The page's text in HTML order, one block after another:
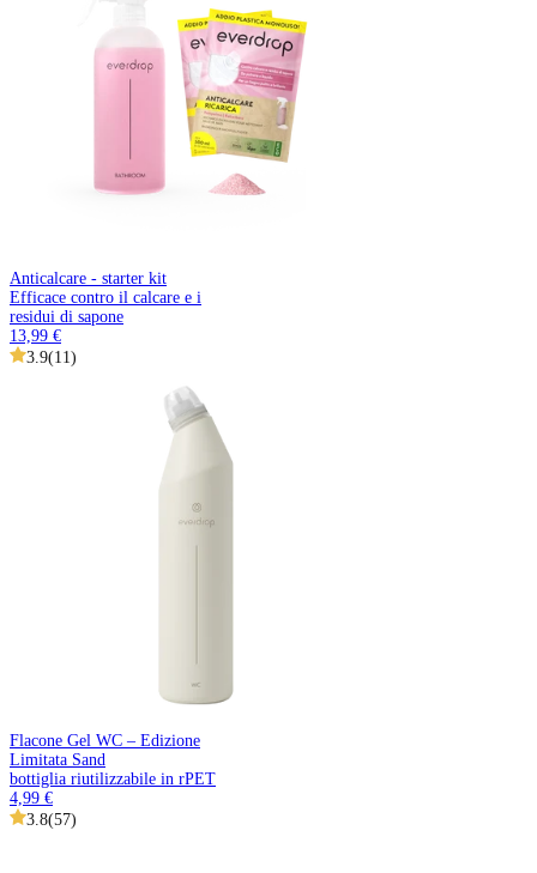
Anticalcare - starter kit
Efficace contro il calcare e i
residui di sapone
13,99 €
3.9(11)
Flacone Gel WC – Edizione
Limitata Sand
bottiglia riutilizzabile in rPET
4,99 €
3.8(57)